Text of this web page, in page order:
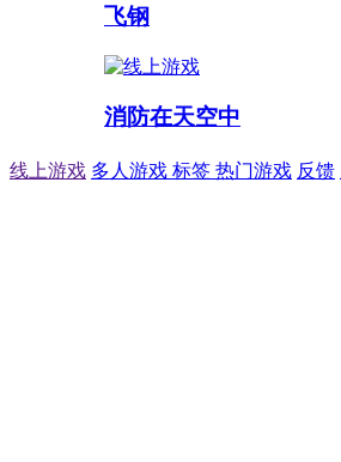
飞钢
消防在天空中
线上游戏 多人游戏 标签 热门游戏 反馈